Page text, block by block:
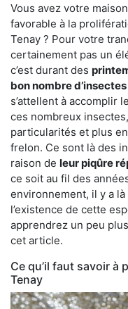
Vous avez votre
favorable à la
Tenay ? Pour votre
certainement pas un
c’est durant des
bon nombre
s’attellent à accomplir
ces nombreux
particularités et plus
frelon. Ce sont là des
raison de leur piqûre
ce soit au fil des
environnement, il y a
l’existence de cette
apprendrez un peu
cet article.
Ce qu’il faut savoir à
Tenay